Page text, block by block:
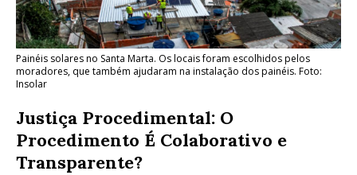
Painéis solares no Santa Marta. Os locais foram escolhidos pelos
moradores, que também ajudaram na instalação dos painéis. Foto:
Insolar
Justiça Procedimental: O
Procedimento É Colaborativo e
Transparente?